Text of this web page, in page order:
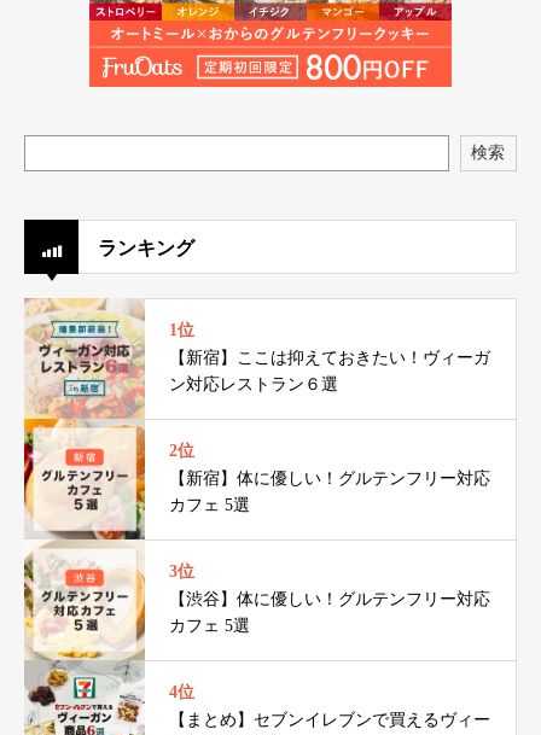
検索
ランキング
1位
【新宿】ここは抑えておきたい！ヴィーガ
ン対応レストラン６選
2位
【新宿】体に優しい！グルテンフリー対応
カフェ 5選
3位
【渋谷】体に優しい！グルテンフリー対応
カフェ 5選
4位
【まとめ】セブンイレブンで買えるヴィー